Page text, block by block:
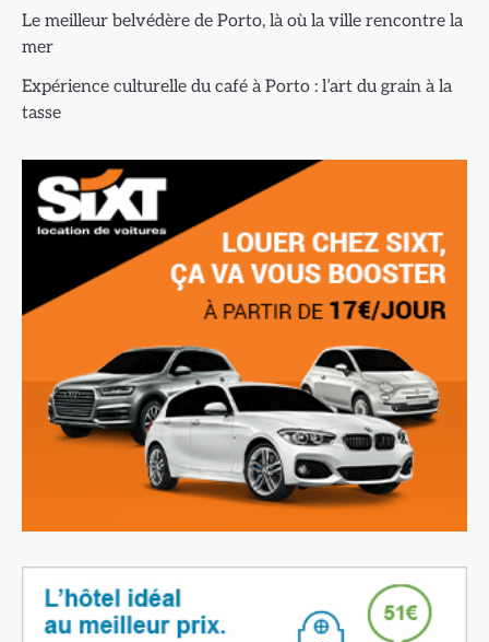
Le meilleur belvédère de Porto, là où la ville rencontre la
mer
Expérience culturelle du café à Porto : l’art du grain à la
tasse